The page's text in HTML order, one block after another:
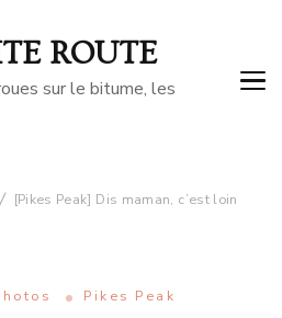
ROUTE
sur le bitume, les
[Pikes Peak] Dis maman, c’est loin
Pikes Peak